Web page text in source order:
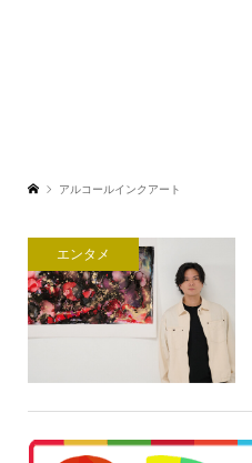
アルコールインクアート
エンタメ